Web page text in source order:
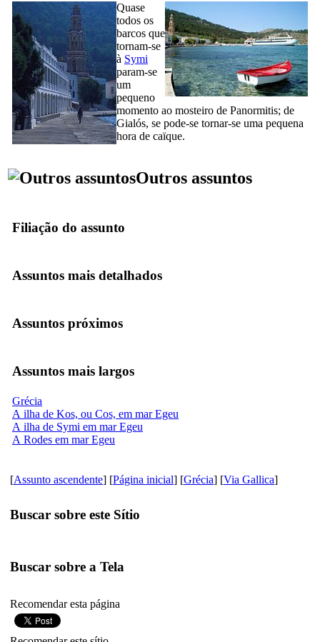
Quase
todos os
barcos que
tornam-se
à Symi
param-se
um
pequeno
momento ao mosteiro de Panormitis; de
Gialós, se pode-se tornar-se uma pequena
hora de caïque.
Outros assuntos
Filiação do assunto
Assuntos mais detalhados
Assuntos próximos
Assuntos mais largos
Grécia
A ilha de Kos, ou Cos, em mar Egeu
A ilha de Symi em mar Egeu
A Rodes em mar Egeu
[Assunto ascendente] [Página inicial] [Grécia] [Via Gallica]
Buscar sobre este Sítio
Buscar sobre a Tela
Recomendar esta página